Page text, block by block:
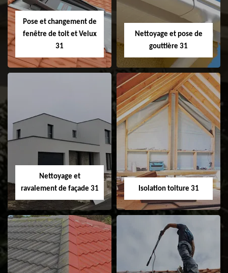
31
Pose et changement de
fenêtre de toit et Velux
31
Pose et
changement de
fenêtre de toit et
Velux 31
Nettoyage et pose de
gouttière 31
Nettoyage et pose
Nettoyage et
ravalement de façade 31
Nettoyage et
Isolation toiture 31
Isolation toiture 31